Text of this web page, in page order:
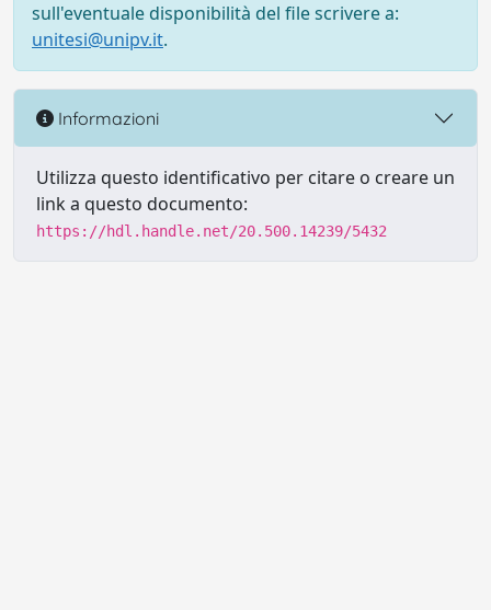
sull'eventuale disponibilità del file scrivere a:
unitesi@unipv.it.
Informazioni
Utilizza questo identificativo per citare o creare un
link a questo documento:
https://hdl.handle.net/20.500.14239/5432